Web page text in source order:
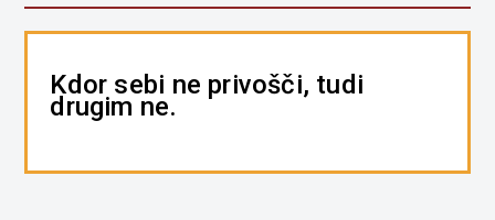
Kdor sebi ne privošči, tudi
drugim ne.